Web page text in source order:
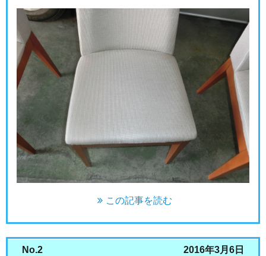
この記事を読む
No.2
2016年3月6日